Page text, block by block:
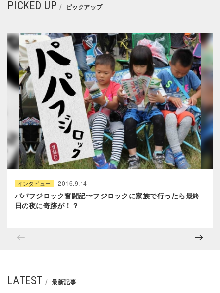
PICKED UP ピックアップ
インタビュー 2016.9.14
パパフジロック奮闘記〜フジロックに家族で行ったら最終
日の夜に奇跡が！？
LATEST 最新記事